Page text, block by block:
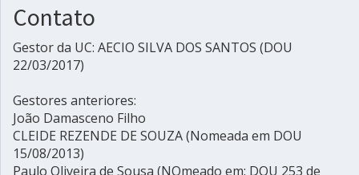
Contato
Gestor da UC: AECIO SILVA DOS SANTOS (DOU
22/03/2017)
Gestores anteriores:
João Damasceno Filho
CLEIDE REZENDE DE SOUZA (Nomeada em DOU
15/08/2013)
Paulo Oliveira de Sousa (NOmeado em: DOU 253 de